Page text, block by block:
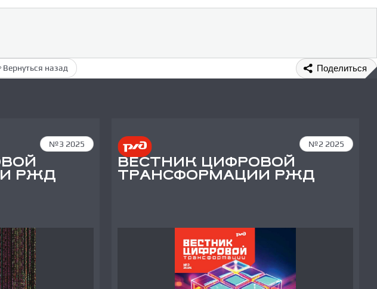
Вернуться назад Поделиться
№3 2025
РЖД
№2 2025
ВЕСТНИК ЦИФРОВОЙ
ТРАНСФОРМАЦИИ РЖД